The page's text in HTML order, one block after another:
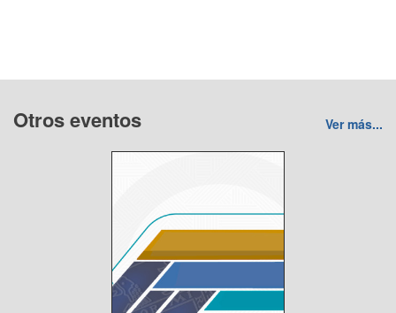
Otros eventos Ver más...